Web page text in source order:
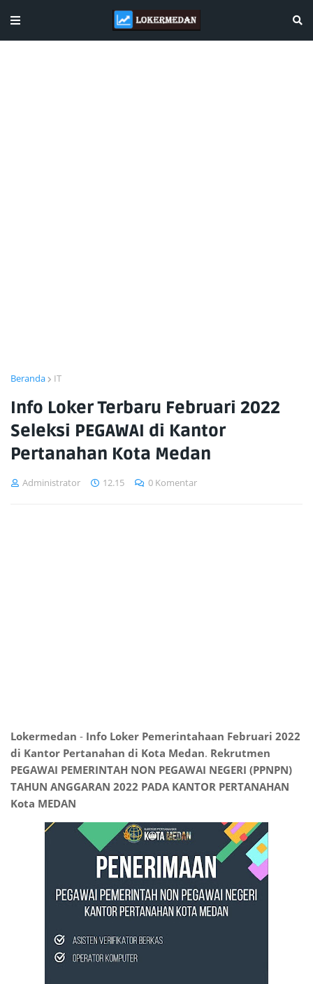
Beranda IT
Info Loker Terbaru Februari 2022
Seleksi PEGAWAI di Kantor
Pertanahan Kota Medan
Administrator 12.15 0 Komentar
Lokermedan - Info Loker Pemerintahaan Februari 2022
di Kantor Pertanahan di Kota Medan. Rekrutmen
PEGAWAI PEMERINTAH NON PEGAWAI NEGERI (PPNPN)
TAHUN ANGGARAN 2022 PADA KANTOR PERTANAHAN
Kota MEDAN